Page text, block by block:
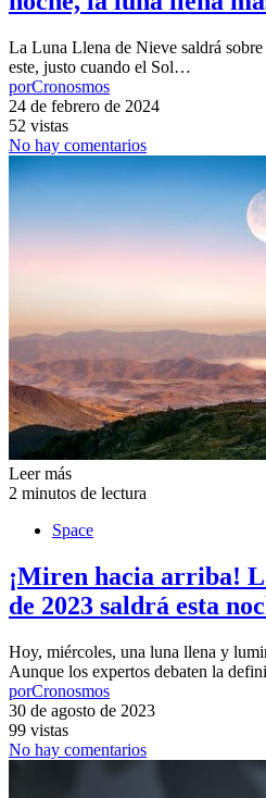
La Luna Llena de Nieve saldrá
este, justo cuando el Sol…
porCronosmos
24 de febrero de 2024
52 vistas
No hay comentarios
Leer más
2 minutos de lectura
Space
¡Miren hacia arriba!
de 2023 saldrá esta
Hoy, miércoles, una luna llena y
Aunque los expertos debaten la
porCronosmos
30 de agosto de 2023
99 vistas
No hay comentarios